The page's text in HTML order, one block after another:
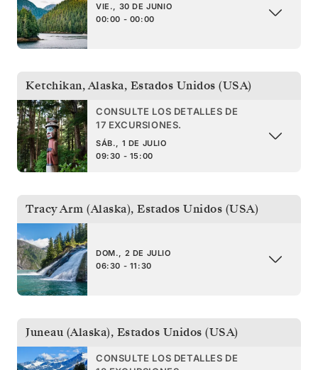
VIE., 30 DE JUNIO
00:00 - 00:00
Ketchikan, Alaska, Estados Unidos (USA)
CONSULTE LOS DETALLES DE
17 EXCURSIONES.
SÁB., 1 DE JULIO
09:30 - 15:00
Tracy Arm (Alaska), Estados Unidos (USA)
DOM., 2 DE JULIO
06:30 - 11:30
Juneau (Alaska), Estados Unidos (USA)
CONSULTE LOS DETALLES DE